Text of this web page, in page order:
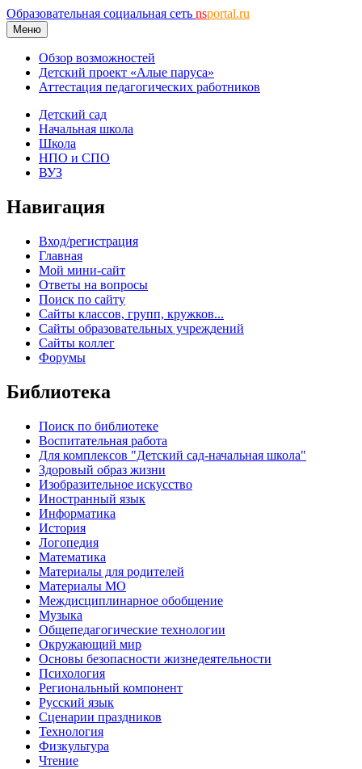
Образовательная социальная сеть nsportal.ru
Меню
Обзор возможностей
Детский проект «Алые паруса»
Аттестация педагогических работников
Детский сад
Начальная школа
Школа
НПО и СПО
ВУЗ
Навигация
Вход/регистрация
Главная
Мой мини-сайт
Ответы на вопросы
Поиск по сайту
Сайты классов, групп, кружков...
Сайты образовательных учреждений
Сайты коллег
Форумы
Библиотека
Поиск по библиотеке
Воспитательная работа
Для комплексов "Детский сад-начальная школа"
Здоровый образ жизни
Изобразительное искусство
Иностранный язык
Информатика
История
Логопедия
Математика
Материалы для родителей
Материалы МО
Междисциплинарное обобщение
Музыка
Общепедагогические технологии
Окружающий мир
Основы безопасности жизнедеятельности
Психология
Региональный компонент
Русский язык
Сценарии праздников
Технология
Физкультура
Чтение